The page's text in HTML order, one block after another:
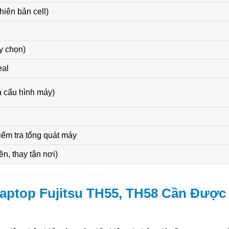
bản cell)
chọn)
cấu hình máy)
tra tổng quát máy
thay tận nơi)
Fujitsu TH55, TH58 Cần Được